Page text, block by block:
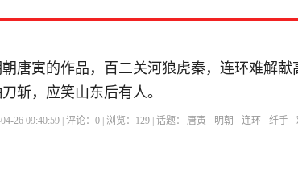
唐寅的作品，百二关河狼虎秦，连环难解献
斩，应笑山东后有人。
26 09:40:59 | 评论：0 | 浏览： 129 | 话题： 唐寅 明朝 连环 纤手